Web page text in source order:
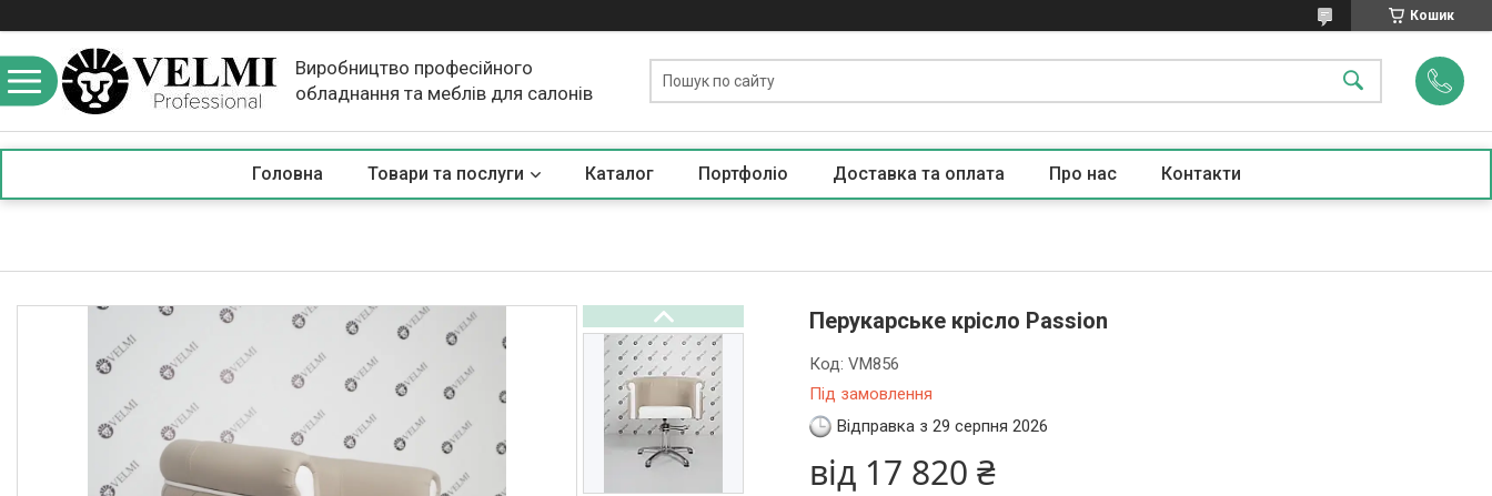
Кошик
Виробництво професійного
обладнання та меблів для салонів
Головна Товари та послуги Каталог Портфоліо Доставка та оплата Про нас Контакти
Перукарське крісло Passion
Під замовлення
Код:VM856
Відправка з 29 серпня 2026
від 17 820 ₴